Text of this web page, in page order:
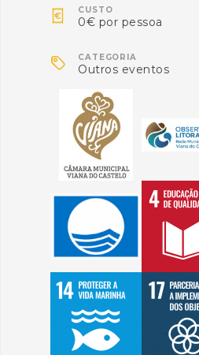
 CUSTO
0€ por pessoa
 CATEGORIA
Outros eventos